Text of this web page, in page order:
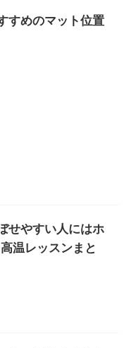
すめのマット位置
せやすい人にはホ
温レッスンまと